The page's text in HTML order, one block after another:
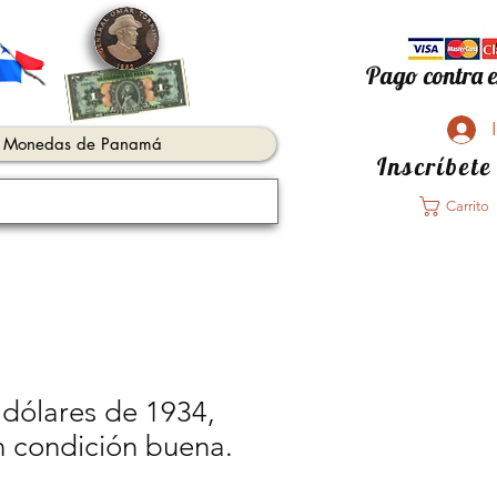
Monedas de Panamá
Pago contra
Carrito
de 1934,
condición buena.